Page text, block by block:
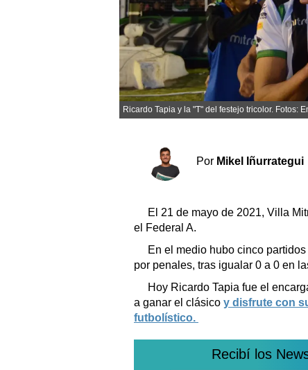
El tiempo
Cartón Lleno
Fúnebres
Horóscopo
Suplementos
Ricardo Tapia y la "T" del festejo tricolor. Fotos:
Por Mikel Iñurrategui
El 21 de mayo de 2021, Villa
el Federal A.
En el medio hubo cinco
por penales, tras igualar 0 a 0 en
Hoy Ricardo Tapia fue el
a ganar el clásico y disfrute con
futbolístico.
Recibí los